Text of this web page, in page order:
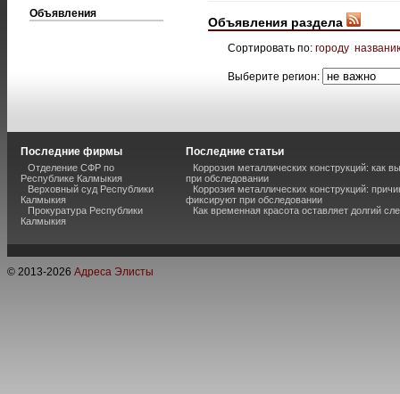
Объявления
Объявления раздела
Сортировать по: городу
Выберите регион:
Последние фирмы
Отделение СФР по
Республике Калмыкия
Верховный суд Республики
Калмыкия
Прокуратура Республики
Калмыкия
Последние статьи
Коррозия металлических конструкций: как
при обследовании
Коррозия металлических конструкций:
фиксируют при обследовании
Как временная красота оставляет долгий
© 2013-2026 Адреса Элисты